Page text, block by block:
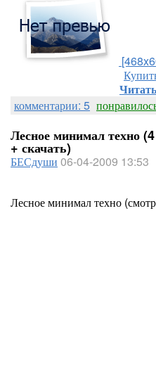
комментарии: 5
Лесное минимал техно
+ скачать)
БЕСдуши 06-04-2009 13:53
Лесное минимал техно